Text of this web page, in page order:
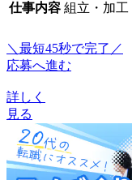
仕事内容 組立・加工
＼最短45秒で完了／
応募へ進む
詳しく
見る